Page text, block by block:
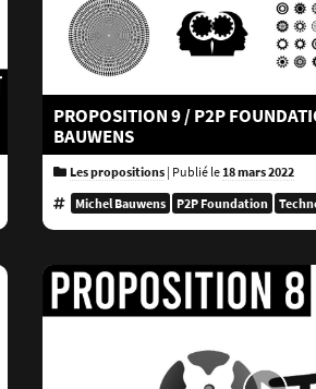
PROPOSITION 9 / P2P
BAUWENS
Les propositions| Publié le18 mars 2022
Michel Bauwens P2P Foundation